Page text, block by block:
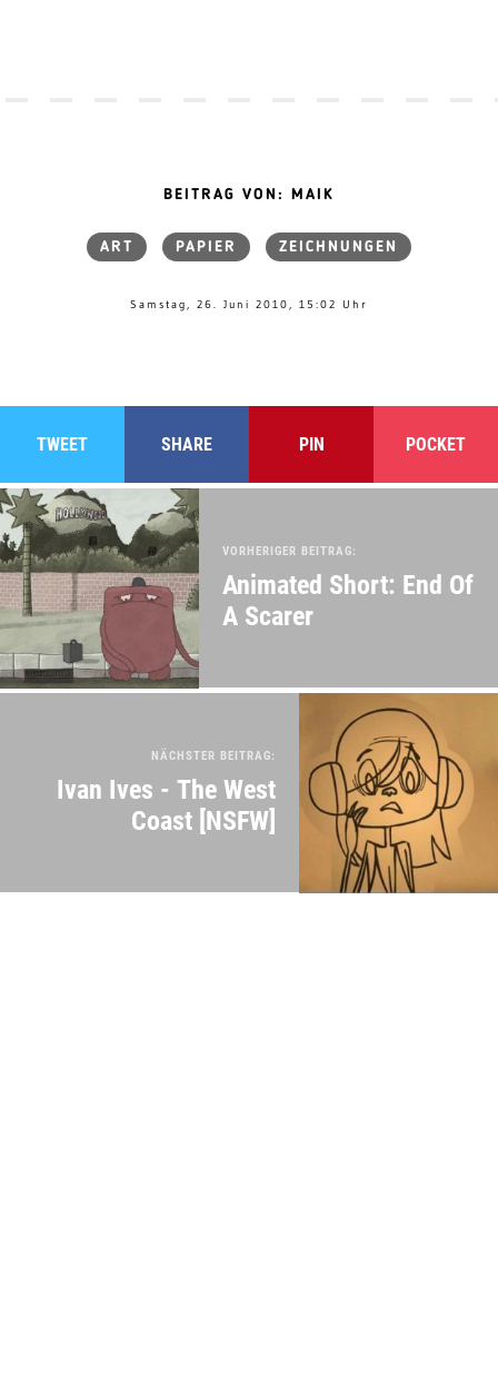
BEITRAG VON: MAIK
ART PAPIER ZEICHNUNGEN
Samstag, 26. Juni 2010, 15:02 Uhr
TWEET SHARE PIN POCKET
VORHERIGER BEITRAG:
Animated Short: End Of
A Scarer
NÄCHSTER BEITRAG:
Ivan Ives - The West
Coast [NSFW]